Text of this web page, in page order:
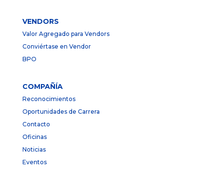
VENDORS
Valor Agregado para Vendors
Conviértase en Vendor
BPO
COMPAÑÍA
Reconocimientos
Oportunidades de Carrera
Contacto
Oficinas
Noticias
Eventos